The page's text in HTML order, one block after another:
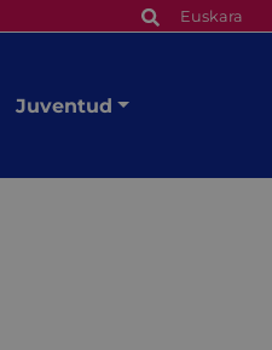
Euskara
Juventud